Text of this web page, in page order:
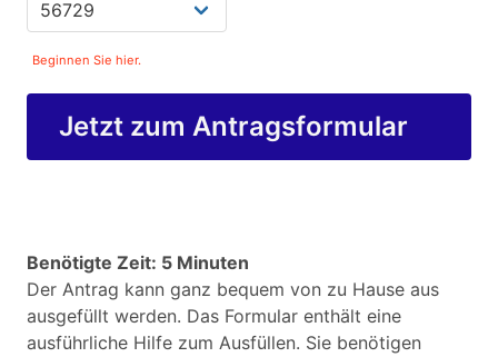
Beginnen Sie hier.
Jetzt zum Antragsformular
Benötigte Zeit: 5 Minuten
Der Antrag kann ganz bequem von zu Hause aus
ausgefüllt werden. Das Formular enthält eine
ausführliche Hilfe zum Ausfüllen. Sie benötigen